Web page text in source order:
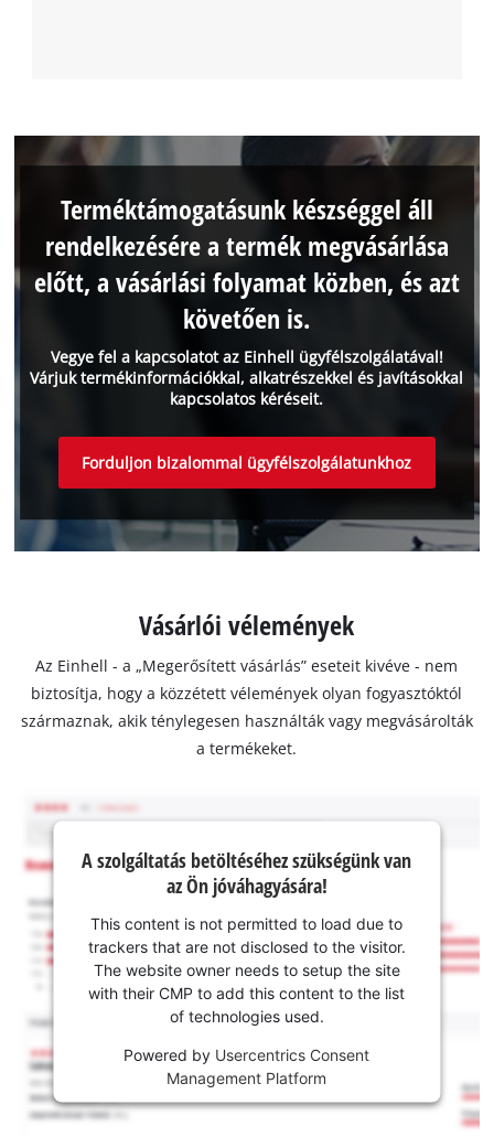
Vegye fel a kapcsolatot az Einhell ügyfélszolgálatával!
Várjuk termékinformációkkal, alkatrészekkel és javításokkal
kapcsolatos kéréseit.
Terméktámogatásunk készséggel áll
rendelkezésére a termék megvásárlása
előtt, a vásárlási folyamat közben, és azt
követően is.
Forduljon bizalommal ügyfélszolgálatunkhoz
Vásárlói vélemények
Az Einhell - a „Megerősített vásárlás” eseteit kivéve - nem
biztosítja, hogy a közzétett vélemények olyan fogyasztóktól
származnak, akik ténylegesen használták vagy megvásárolták
a termékeket.
A szolgáltatás betöltéséhez szükségünk van
az Ön jóváhagyására!
This content is not permitted to load due to
trackers that are not disclosed to the visitor.
The website owner needs to setup the site
with their CMP to add this content to the list
of technologies used.
Powered by Usercentrics Consent
Management Platform